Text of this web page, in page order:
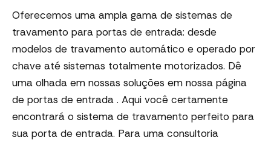
Oferecemos uma ampla gama de sistemas de
travamento para portas de entrada: desde
modelos de travamento automático e operado por
chave até sistemas totalmente motorizados. Dê
uma olhada em nossas soluções em nossa página
de portas de entrada . Aqui você certamente
encontrará o sistema de travamento perfeito para
sua porta de entrada. Para uma consultoria